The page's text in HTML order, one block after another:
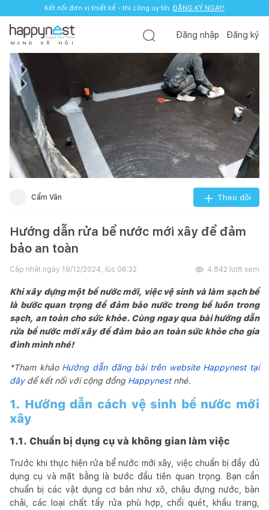
Kết nối đơn vị thiết kế - thi công uy tín. ĐĂNG KÝ NGAY!
M Ạ N G X Ã H Ộ I
Đăng nhập Đăng ký
Cẩm Vân Theo dõi
Hướng dẫn rửa bể nước mới xây để đảm
bảo an toàn
Cập nhật ngày 19/12/2024, lúc 06:32 4.842 lượt xem
Khi xây dựng một bể nước mới, việc vệ sinh và làm sạch bể
là bước quan trọng để đảm bảo nước trong bể luôn trong
sạch, an toàn cho sức khỏe. Cùng ngay qua bài hướng dẫn
rửa bể nước mới xây để đảm bảo an toàn sức khỏe cho gia
đình mình nhé!
*Tham khảo Hướng dẫn đăng bài trên website Happynest tại
đâyđể kết nối với cộng đồng Happynest nhé.
1. Hướng dẫn cách vệ sinh bể nước mới
xây
1.1. Chuẩn bị dụng cụ và không gian làm việc
Trước khi thực hiện rửa bể nước mới xây, việc chuẩn bị đầy đủ
dụng cụ và mặt bằng là bước đầu tiên quan trọng. Bạn cần
chuẩn bị các vật dụng cơ bản như xô, chậu đựng nước, bàn
chải, các loại chất tẩy rửa phù hợp, chổi quét, khẩu trang,